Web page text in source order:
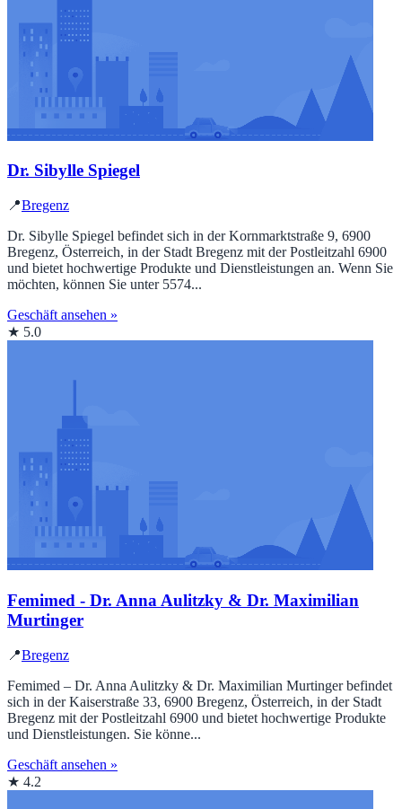
Dr. Sibylle Spiegel
📍Bregenz
Dr. Sibylle Spiegel befindet sich in der Kornmarktstraße 9, 6900
Bregenz, Österreich, in der Stadt Bregenz mit der Postleitzahl 6900
und bietet hochwertige Produkte und Dienstleistungen an. Wenn Sie
möchten, können Sie unter 5574...
Geschäft ansehen »
★ 5.0
Femimed - Dr. Anna Aulitzky & Dr. Maximilian
Murtinger
📍Bregenz
Femimed – Dr. Anna Aulitzky & Dr. Maximilian Murtinger befindet
sich in der Kaiserstraße 33, 6900 Bregenz, Österreich, in der Stadt
Bregenz mit der Postleitzahl 6900 und bietet hochwertige Produkte
und Dienstleistungen. Sie könne...
Geschäft ansehen »
★ 4.2